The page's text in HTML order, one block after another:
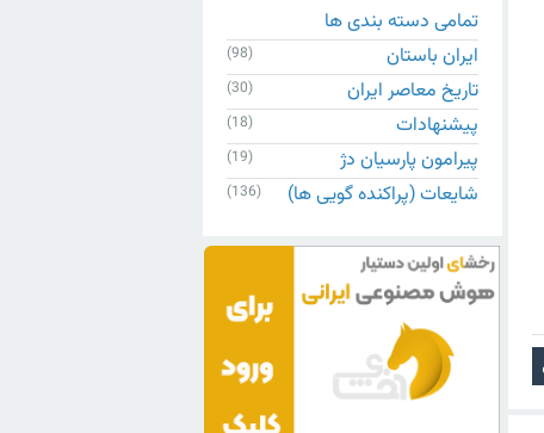
تمامی دسته بندی ها
ایران باستان
(98)
تاریخ معاصر ایران (30)
پیشنهادات (18)
پیرامون پارسیان دژ (19)
شایعات (پراکنده گویی ها) (136)